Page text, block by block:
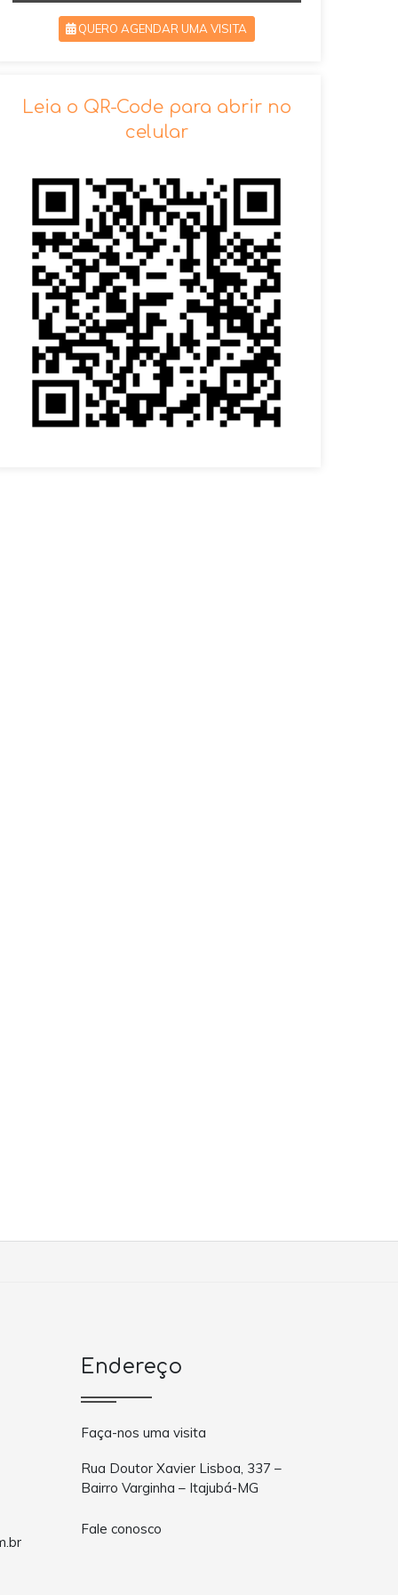
QUERO AGENDAR UMA VISITA
VOLTAR
Leia o QR-Code para abrir no
celular
Endereço
Faça-nos uma visita
Rua Doutor Xavier Lisboa, 337 –
Bairro Varginha – Itajubá-MG
Fale conosco